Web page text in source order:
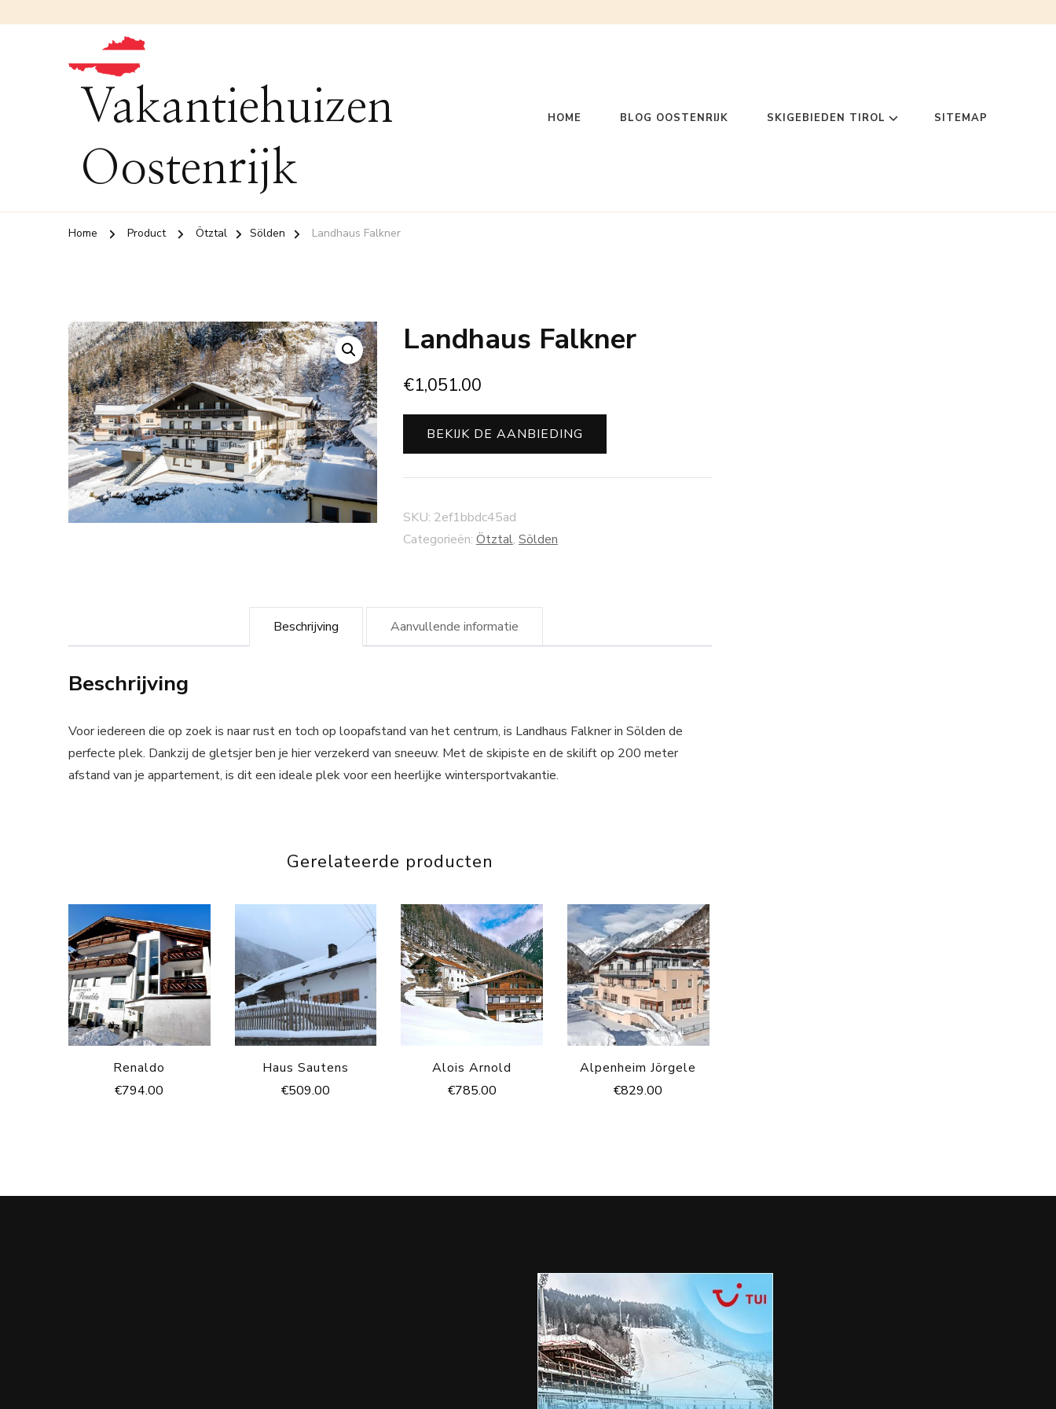
Vakantiehuizen
Oostenrijk
HOME BLOG OOSTENRIJK SKIGEBIEDEN TIROL SITEMAP
Home Product Ötztal Sölden Landhaus Falkner
Landhaus Falkner
€1,051.00
BEKIJK DE AANBIEDING
SKU: 2ef1bbdc45ad
Categorieën: Ötztal, Sölden
Beschrijving Aanvullende informatie
Beschrijving
Voor iedereen die op zoek is naar rust en toch op loopafstand van het centrum, is Landhaus Falkner in Sölden de
perfecte plek. Dankzij de gletsjer ben je hier verzekerd van sneeuw. Met de skipiste en de skilift op 200 meter
afstand van je appartement, is dit een ideale plek voor een heerlijke wintersportvakantie.
Gerelateerde producten
Renaldo
€794.00
Haus Sautens
€509.00
Alois Arnold
€785.00
Alpenheim Jörgele
€829.00